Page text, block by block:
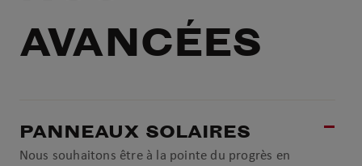
AVANCÉES
PANNEAUX SOLAIRES
Nous souhaitons être à la pointe du progrès en